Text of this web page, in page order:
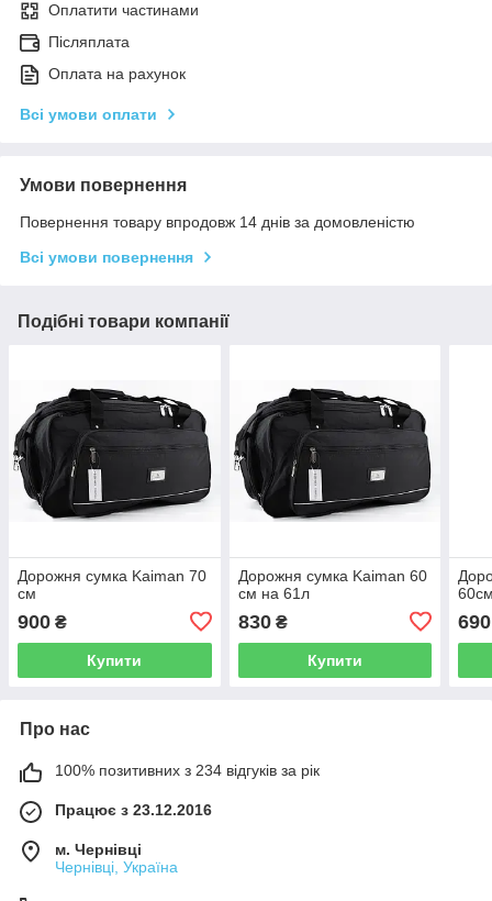
Оплатити частинами
Післяплата
Оплата на рахунок
Всі умови оплати
Умови повернення
Повернення товару впродовж 14 днів за домовленістю
Всі умови повернення
Подібні товари компанії
Дорожня сумка Kaiman 70
см
900 ₴
Купити
Дорожня сумка Kaiman 60
см на 61л
830₴
Купити
690
Про нас
100% позитивних з 234 відгуків за рік
Працює з 23.12.2016
м. Чернівці
Чернівці, Україна